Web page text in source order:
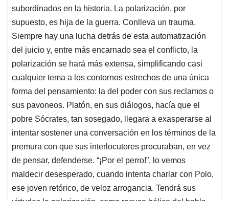
subordinados en la historia. La polarización, por
supuesto, es hija de la guerra. Conlleva un trauma.
Siempre hay una lucha detrás de esta automatización
del juicio y, entre más encarnado sea el conflicto, la
polarización se hará más extensa, simplificando casi
cualquier tema a los contornos estrechos de una única
forma del pensamiento: la del poder con sus reclamos o
sus pavoneos. Platón, en sus diálogos, hacía que el
pobre Sócrates, tan sosegado, llegara a exasperarse al
intentar sostener una conversación en los términos de la
premura con que sus interlocutores procuraban, en vez
de pensar, defenderse. “¡Por el perro!”, lo vemos
maldecir desesperado, cuando intenta charlar con Polo,
ese joven retórico, de veloz arrogancia. Tendrá sus